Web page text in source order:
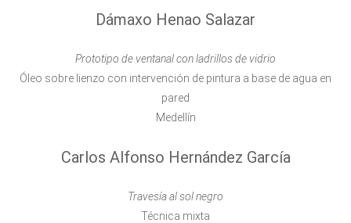
Dámaxo Henao Salazar
Prototipo de ventanal con ladrillos de vidrio
Óleo sobre lienzo con intervención de pintura a base de agua en
pared
Medellín
Carlos Alfonso Hernández García
Travesía al sol negro
Técnica mixta